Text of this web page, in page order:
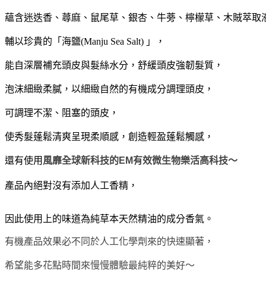
蘊含迷迭香、蕁麻、鼠尾草、銀杏、牛蒡、檸檬草、木賊萃取
輔以珍貴的「海鹽(Manju Sea Salt) 」，
能自深層補充頭皮與髮絲水分，舒緩頭皮強韌髮質，
泡沫細緻柔膩， 以細緻自然的有機成分調理頭皮，
可調理不潔、阻塞的頭皮，
使秀髮蓬鬆清爽呈現柔順感，創造輕盈蓬鬆觸感，
還有使用 風靡全球新科技的EM有效微生物樂活高科技～
產品內絕對沒有添加人工香精，
因此使用上的味道為純草本天然精油的成分香氣。
有機產品效果必不同於人工化學劑來的快速顯著，
希望能多花點時間來慢慢體驗最純粹的美好～